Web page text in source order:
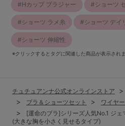
Hカップ ブラジャー ショーツ
ショーツ ラメ糸 ショーツ デイ
ショーツ 伸縮性
※クリックするとタグに関連した商品が表示され
チュチュアンナ公式オンラインストア
ブラ＆ショーツセット
ワイヤ
[運命のブラ]シリーズ人気No.1 ジ
(大きな胸を小さく見せるタイプ)